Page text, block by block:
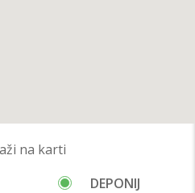
na karti
DEPONIJ